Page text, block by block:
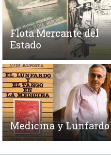
Flota Mercante del
Estado
Medicina y Lunfardo